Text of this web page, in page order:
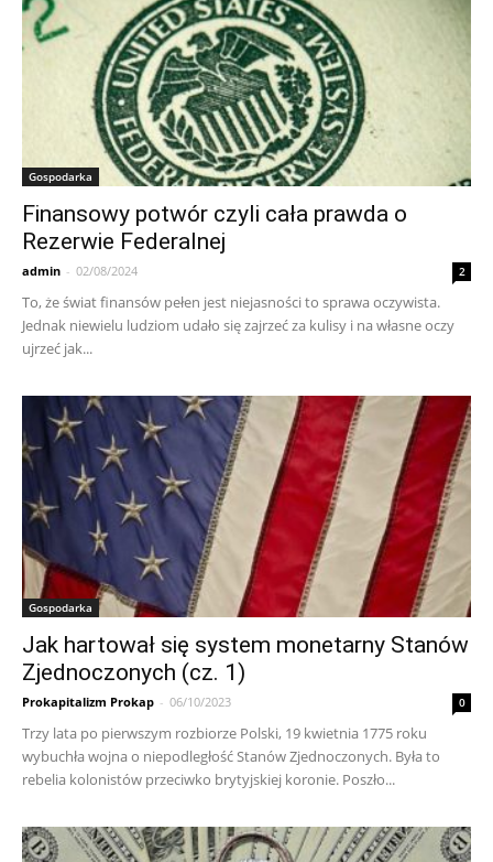
Gospodarka
Finansowy potwór czyli cała prawda o
Rezerwie Federalnej
admin - 02/08/2024 2
To, że świat finansów pełen jest niejasności to sprawa oczywista.
Jednak niewielu ludziom udało się zajrzeć za kulisy i na własne oczy
ujrzeć jak...
Gospodarka
Jak hartował się system monetarny Stanów
Zjednoczonych (cz. 1)
Prokapitalizm Prokap - 06/10/2023 0
Trzy lata po pierwszym rozbiorze Polski, 19 kwietnia 1775 roku
wybuchła wojna o niepodległość Stanów Zjednoczonych. Była to
rebelia kolonistów przeciwko brytyjskiej koronie. Poszło...